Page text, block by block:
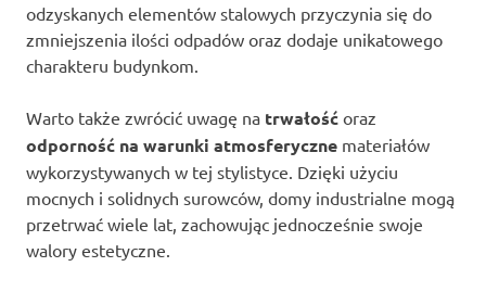
odzyskanych elementów stalowych przyczynia się do
zmniejszenia ilości odpadów oraz dodaje unikatowego
charakteru budynkom.
Warto także zwrócić uwagę na trwałość oraz
odporność na warunki atmosferyczne materiałów
wykorzystywanych w tej stylistyce. Dzięki użyciu
mocnych i solidnych surowców, domy industrialne mogą
przetrwać wiele lat, zachowując jednocześnie swoje
walory estetyczne.